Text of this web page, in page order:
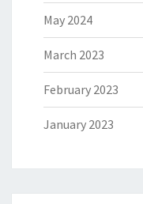
May 2024
March 2023
February 2023
January 2023